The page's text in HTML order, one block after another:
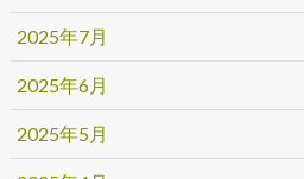
2025年7月
2025年6月
2025年5月